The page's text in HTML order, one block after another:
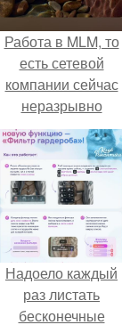
Работа в MLM, то
есть сетевой
компании сейчас
неразрывно
связана с
своего контента,
своей страницы в
соц сетях.
Надоело каждый
раз листать
бесконечные